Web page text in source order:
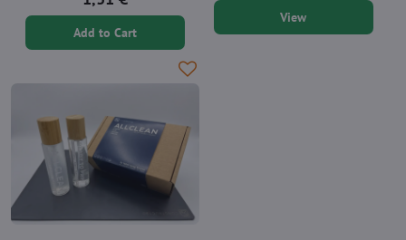
vyhřívanou podložku stabilní během
tisku, pomáhá snižovat vibrace,
zabraňuje posunu a zajišťuje konzistentní
kvalitu tisku. Vyrobena z odolného kovu,
spona poskytuje dlouhotrvající výkon a
snadno se instaluje nebo vyměňuje....
Add to Cart
zajišťuje hladké, rovnoměrné rozložení,
snižuje plýtvání a zlepšuje konzistenci
tisku. Pro dosažení nejlepších výsledků
View